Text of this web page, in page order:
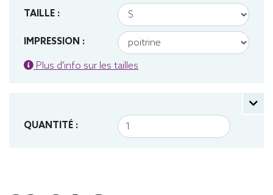
TAILLE :
IMPRESSION :
Plus d'info sur les tailles
QUANTITÉ :